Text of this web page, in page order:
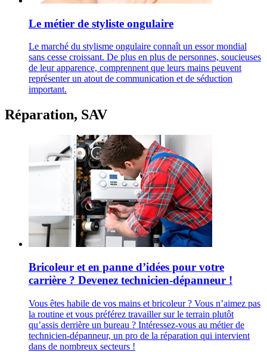
Le métier de styliste ongulaire
Le marché du stylisme ongulaire connaît un essor mondial
sans cesse croissant. De plus en plus de personnes, soucieuses
de leur apparence, comprennent que leurs mains peuvent
représenter un atout de communication et de séduction
important.
Réparation, SAV
Bricoleur et en panne d’idées pour votre
carrière ? Devenez technicien-dépanneur !
Vous êtes habile de vos mains et bricoleur ? Vous n’aimez pas
la routine et vous préférez travailler sur le terrain plutôt
qu’assis derrière un bureau ? Intéressez-vous au métier de
technicien-dépanneur, un pro de la réparation qui intervient
dans de nombreux secteurs !